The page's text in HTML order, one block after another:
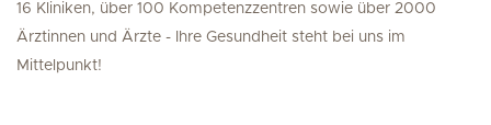
16 Kliniken, über 100 Kompetenzzentren sowie über 2000
Ärztinnen und Ärzte - Ihre Gesundheit steht bei uns im
Mittelpunkt!